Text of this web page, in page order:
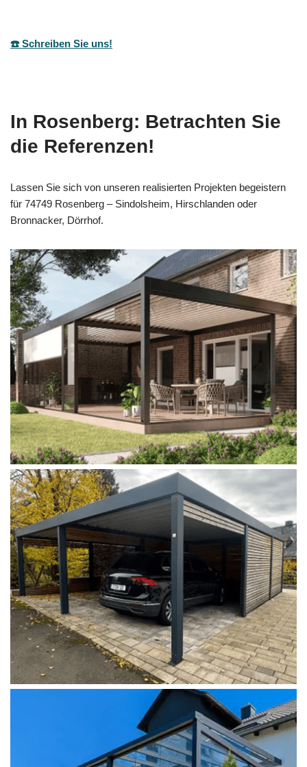
☎️ Schreiben Sie uns!
In Rosenberg: Betrachten Sie
die Referenzen!
Lassen Sie sich von unseren realisierten Projekten begeistern
für 74749 Rosenberg – Sindolsheim, Hirschlanden oder
Bronnacker, Dörrhof.